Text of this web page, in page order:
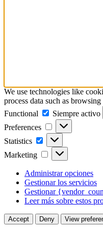
We use technologies like
process data such as
Functional
Functional
Siempre activo
Preferences
Preferences
Statistics Statistics
Marketing Marketing
Administrar opciones
Gestionar los servicios
Gestionar
Leer más sobre estos
Accept Deny View